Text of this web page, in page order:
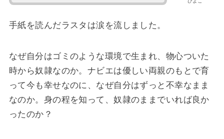
手紙を読んだラスタは涙を流しました。
なぜ自分はゴミのような環境で生まれ、物心ついた
時から奴隷なのか。ナビエは優しい両親のもとで育
って今も幸せなのに、なぜ自分はずっと不幸なまま
なのか。身の程を知って、奴隷のままでいれば良か
ったのか？